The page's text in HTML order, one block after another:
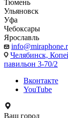
Тюмень
Ульяновск
Уфа
Чебоксары
Ярославль
Челябинск,
павильон 3-70/2
Вконтакте
YouTube
Ваш город